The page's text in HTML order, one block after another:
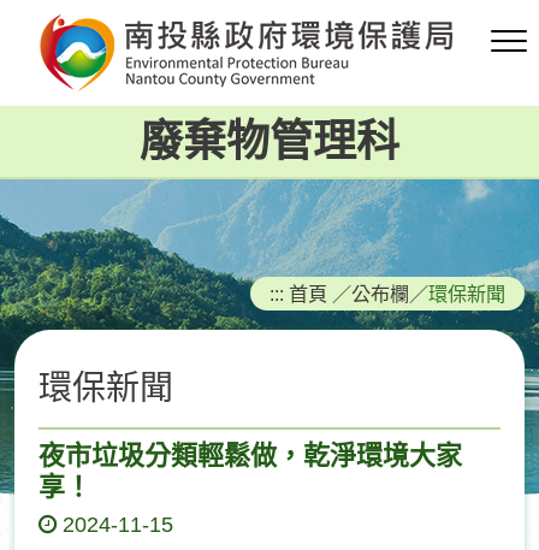
要
容
區
塊
廢棄物管理科
::: 首頁 ／公布欄 ／環保新聞
環保新聞
夜市垃圾分類輕鬆做，乾淨環境大家
享！
2024-11-15